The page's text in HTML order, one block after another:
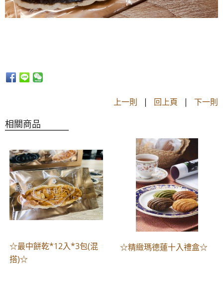
上一則 | 回上頁 | 下一則
相關商品
☆最中餅乾*12入*3包(混
搭)☆
☆精緻瑪德蓮十入禮盒☆